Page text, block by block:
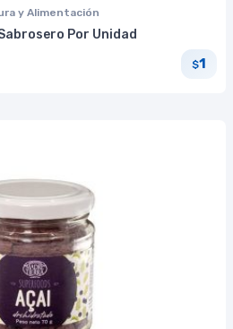
y Alimentación
Por Unidad
$1